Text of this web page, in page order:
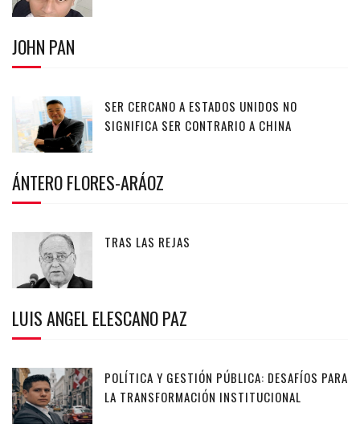
JOHN PAN
SER CERCANO A ESTADOS UNIDOS NO
SIGNIFICA SER CONTRARIO A CHINA
ÁNTERO FLORES-ARÁOZ
TRAS LAS REJAS
LUIS ANGEL ELESCANO PAZ
POLÍTICA Y GESTIÓN PÚBLICA: DESAFÍOS PARA
LA TRANSFORMACIÓN INSTITUCIONAL